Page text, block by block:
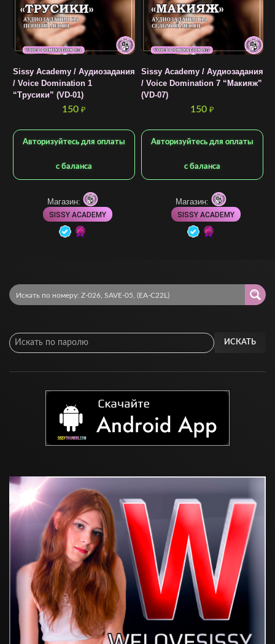
Sissy Academy / Аудиозадания
/ Voice Domination 1
“Трусики” (VD-01)
150 ₽
Авторизуйтесь для оплаты
с баланса
Магазин:
SISSY ACADEMY
Sissy Academy / Аудиозадания
/ Voice Domination 7 “Макияж”
(VD-07)
150 ₽
Авторизуйтесь для оплаты
с баланса
Магазин:
SISSY ACADEMY
ИСКАТЬ